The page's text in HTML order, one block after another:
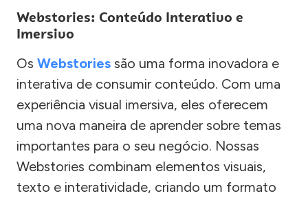
Webstories: Conteúdo Interativo e
Imersivo
Os Webstories são uma forma inovadora e
interativa de consumir conteúdo. Com uma
experiência visual imersiva, eles oferecem
uma nova maneira de aprender sobre temas
importantes para o seu negócio. Nossas
Webstories combinam elementos visuais,
texto e interatividade, criando um formato